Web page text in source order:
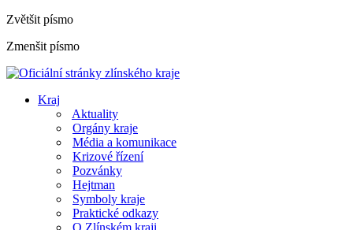
Zvětšit písmo
Zmenšit písmo
Kraj
Aktuality
Orgány kraje
Média a komunikace
Krizové řízení
Pozvánky
Hejtman
Symboly kraje
Praktické odkazy
O Zlínském kraji